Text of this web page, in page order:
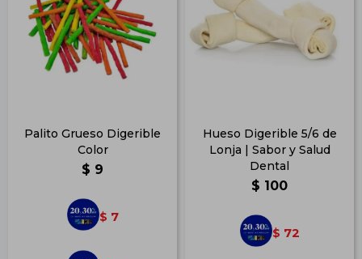
Palito Grueso Digerible
Color
$ 9
$ 7
Hueso Digerible 5/6 de
Lonja | Sabor y Salud
Dental
$ 100
$ 72